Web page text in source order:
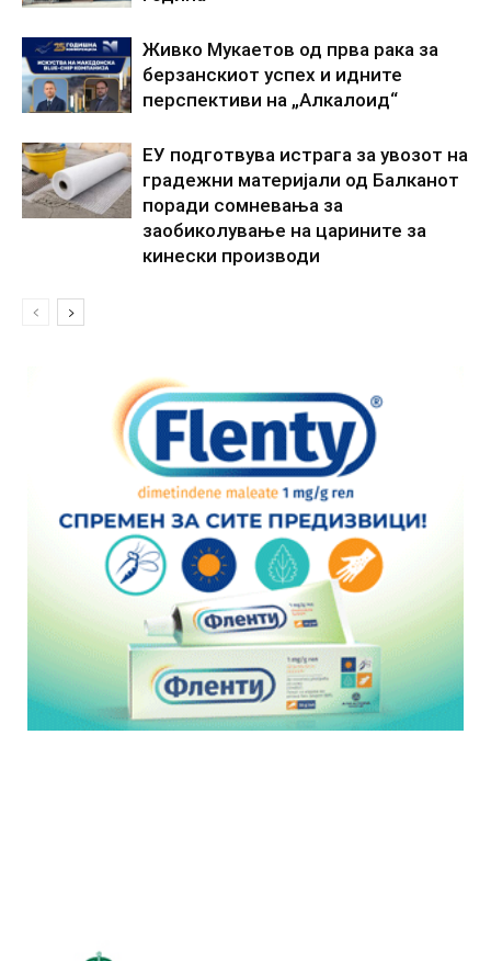
Живко Мукаетов од прва рака за
берзанскиот успех и идните
перспективи на „Алкалоид“
ЕУ подготвува истрага за увозот на
градежни материјали од Балканот
поради сомневања за
заобиколување на царините за
кинески производи